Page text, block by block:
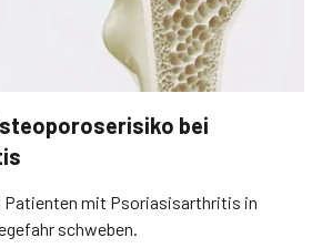
bei
Patienten mit Psoriasisarthritis in
schweben.